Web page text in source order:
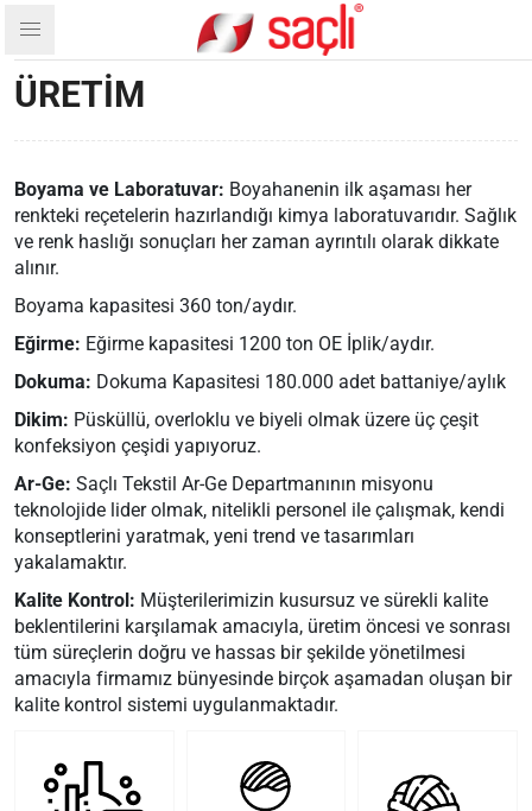
ÜRETIM
Boyama ve Laboratuvar: Boyahanenin ilk aşaması her
renkteki reçetelerin hazırlandığı kimya laboratuvarıdır. Sağlık
ve renk haslığı sonuçları her zaman ayrıntılı olarak dikkate
alınır.
Boyama kapasitesi 360 ton/aydır.
Eğirme: Eğirme kapasitesi 1200 ton OE İplik/aydır.
Dokuma: Dokuma Kapasitesi 180.000 adet battaniye/aylık
Dikim: Püsküllü, overloklu ve biyeli olmak üzere üç çeşit
konfeksiyon çeşidi yapıyoruz.
Ar-Ge: Saçlı Tekstil Ar-Ge Departmanının misyonu
teknolojide lider olmak, nitelikli personel ile çalışmak, kendi
konseptlerini yaratmak, yeni trend ve tasarımları
yakalamaktır.
Kalite Kontrol: Müşterilerimizin kusursuz ve sürekli kalite
beklentilerini karşılamak amacıyla, üretim öncesi ve sonrası
tüm süreçlerin doğru ve hassas bir şekilde yönetilmesi
amacıyla firmamız bünyesinde birçok aşamadan oluşan bir
kalite kontrol sistemi uygulanmaktadır.